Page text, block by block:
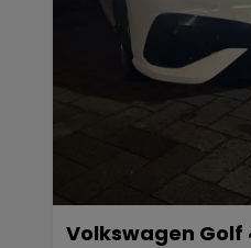
Volkswagen Golf